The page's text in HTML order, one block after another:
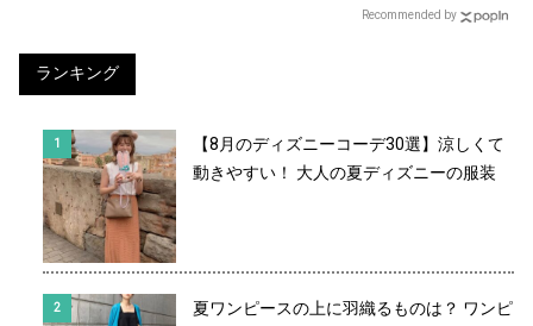
Recommended by
ランキング
【8月のディズニーコーデ30選】涼しくて
動きやすい！ 大人の夏ディズニーの服装
夏ワンピースの上に羽織るものは？ ワンピ